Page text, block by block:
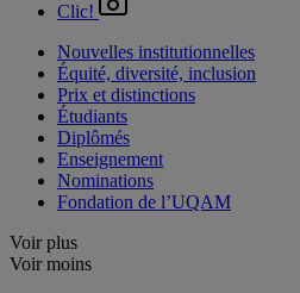
Clic!
Nouvelles institutionnelles
Équité, diversité, inclusion
Prix et distinctions
Étudiants
Diplômés
Enseignement
Nominations
Fondation de l’UQAM
Voir plus
Voir moins